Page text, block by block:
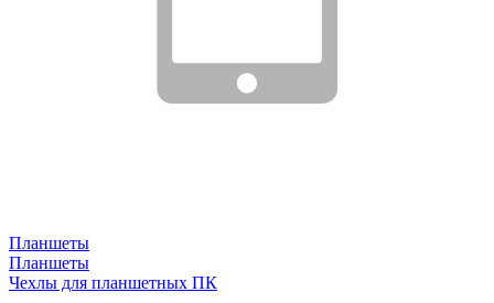
Планшеты
Планшеты
Чехлы для планшетных ПК